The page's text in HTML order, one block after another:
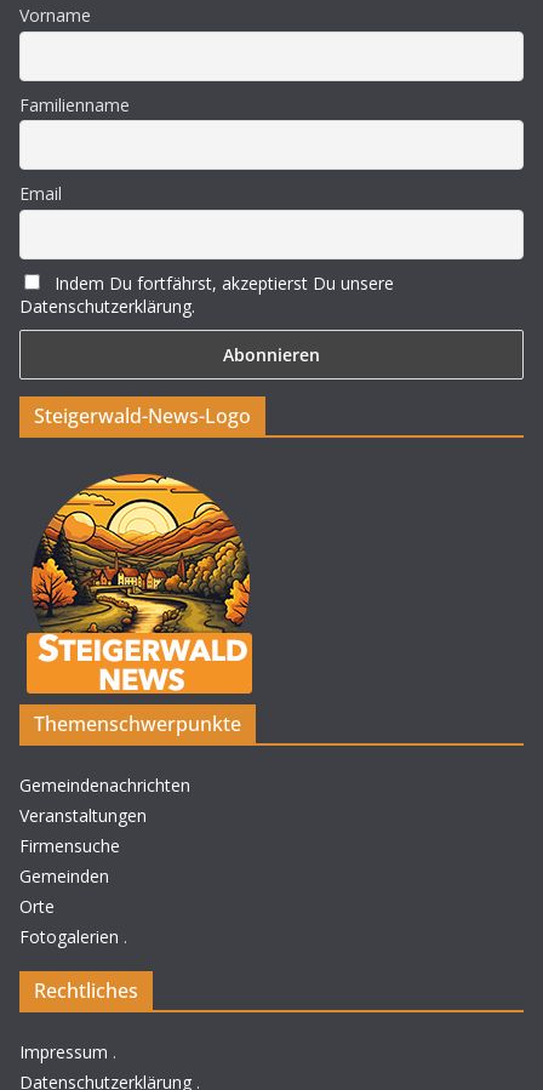
Vorname
Familienname
Email
Indem Du fortfährst, akzeptierst Du unsere
Datenschutzerklärung.
Steigerwald-News-Logo
Themenschwerpunkte
Gemeindenachrichten
Veranstaltungen
Firmensuche
Gemeinden
Orte
Fotogalerien .
Rechtliches
Impressum .
Datenschutzerklärung .